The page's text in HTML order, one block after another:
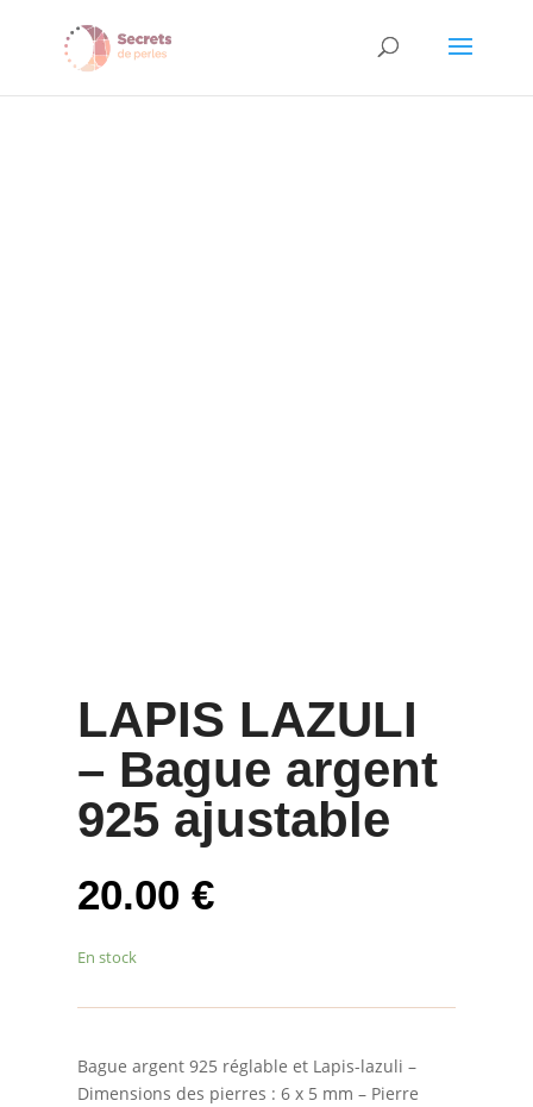
LAPIS LAZULI
– Bague argent
925 ajustable
20.00 €
En stock
Bague argent 925 réglable et Lapis-lazuli –
Dimensions des pierres : 6 x 5 mm – Pierre